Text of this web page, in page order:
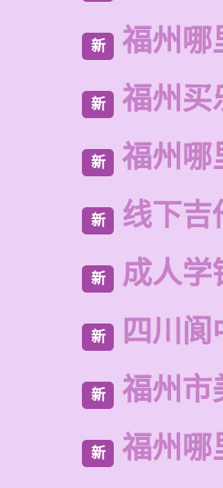
新 福州哪
新 福州买
新 福州哪
新 线下吉
新 成人学
新 四川
新 福州市
新 福州哪